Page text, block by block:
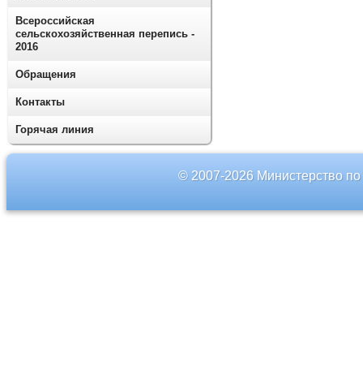
Всероссийская
сельскохозяйственная перепись -
2016
Обращения
Контакты
Горячая линия
© 2007-2026 Министерство